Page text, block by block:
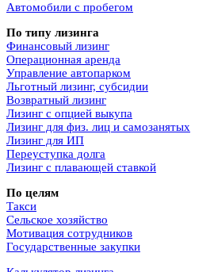
Автомобили с пробегом
По типу лизинга
Финансовый лизинг
Операционная аренда
Управление автопарком
Льготный лизинг, субсидии
Возвратный лизинг
Лизинг с опцией выкупа
Лизинг для физ. лиц и самозанятых
Лизинг для ИП
Переуступка долга
Лизинг с плавающей ставкой
По целям
Такси
Сельское хозяйство
Мотивация сотрудников
Государственные закупки